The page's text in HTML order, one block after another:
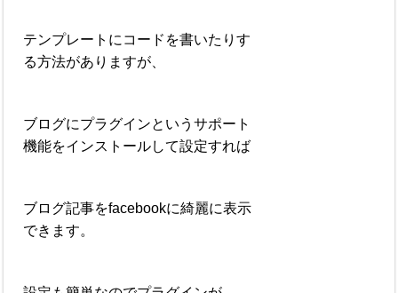
テンプレートにコードを書いたりす
る方法がありますが、
ブログにプラグインというサポート
機能をインストールして設定すれば
ブログ記事をfacebookに綺麗に表示
できます。